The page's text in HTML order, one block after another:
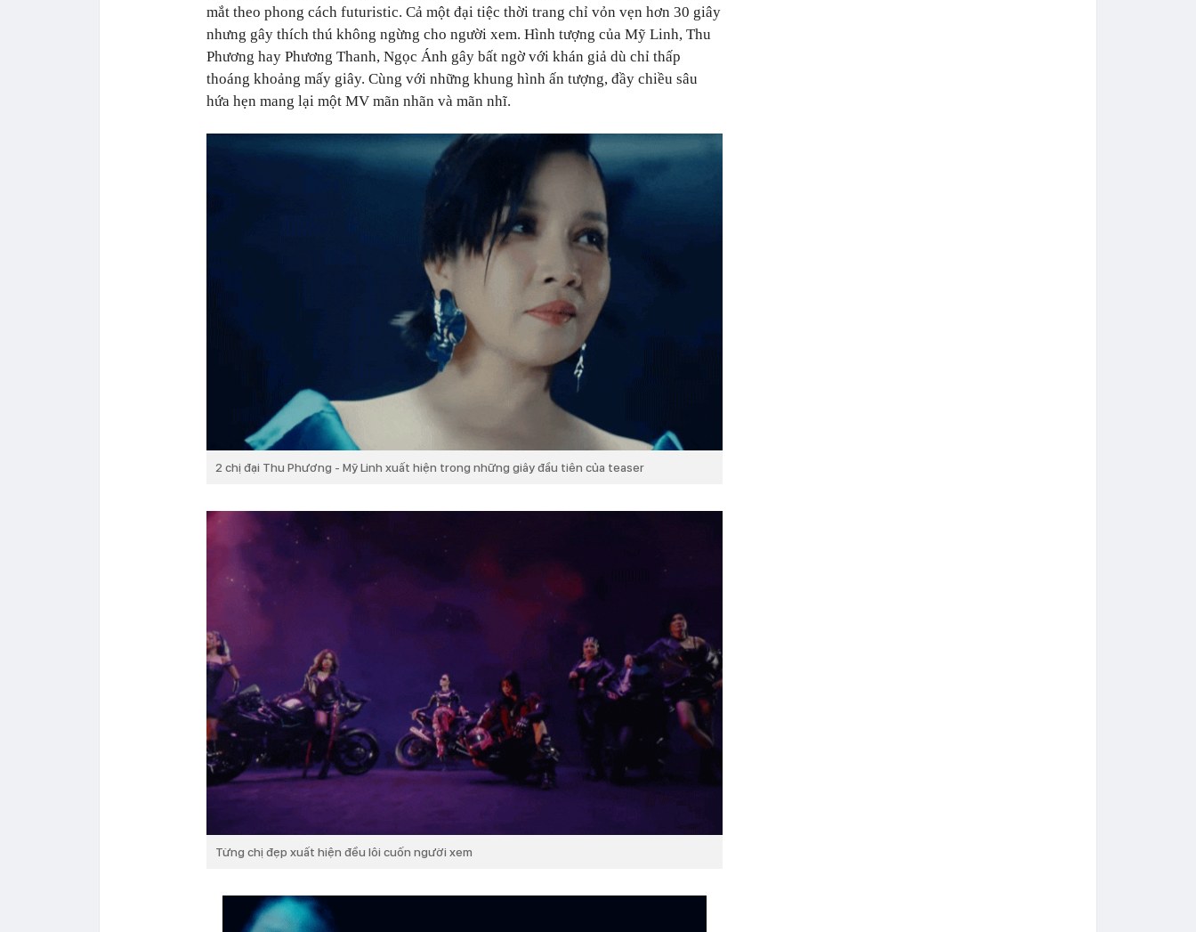
mắt theo phong cách futuristic. Cả một đại tiệc thời trang chỉ vỏn vẹn hơn 30 giây
nhưng gây thích thú không ngừng cho người xem. Hình tượng của Mỹ Linh, Thu
Phương hay Phương Thanh, Ngọc Ánh gây bất ngờ với khán giả dù chỉ thấp
thoáng khoảng mấy giây. Cùng với những khung hình ấn tượng, đầy chiều sâu
hứa hẹn mang lại một MV mãn nhãn và mãn nhĩ.
2 chị đại Thu Phương - Mỹ Linh xuất hiện trong những giây đầu tiên của teaser
Từng chị đẹp xuất hiện đều lôi cuốn người xem